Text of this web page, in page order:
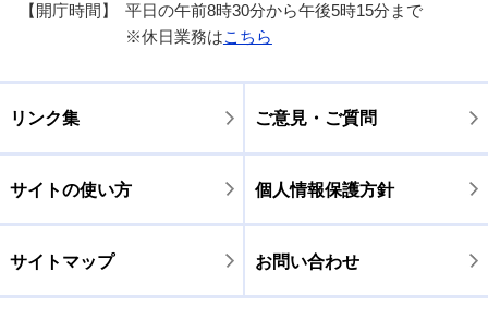
【開庁時間】
平日の午前8時30分から午後5時15分まで
※休日業務はこちら
リンク集 ご意見・ご質問
サイトの使い方 個人情報保護方針
サイトマップ お問い合わせ